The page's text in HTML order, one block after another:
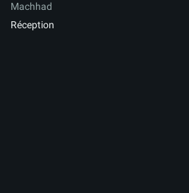
Machhad
Réception